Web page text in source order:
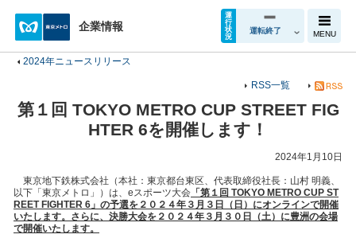
企業情報
運
行
状
況
運転終了 MENU
2024年ニュースリリース
RSS一覧
第１回 TOKYO METRO CUP STREET FIG
HTER 6を開催します！
2024年1月10日
東京地下鉄株式会社（本社：東京都台東区、代表取締役社長：山村 明義、
以下「東京メトロ」）は、eスポーツ大会 「第１回 TOKYO METRO CUP ST
REET FIGHTER 6」の予選を２０２４年３月３日（日）にオンラインで開催
いたします。さらに、決勝大会を２０２４年３月３０日（土）に豊洲の会場
で開催いたします。